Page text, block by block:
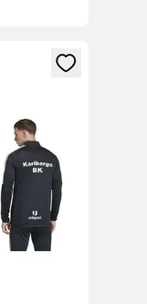
in eller registrera